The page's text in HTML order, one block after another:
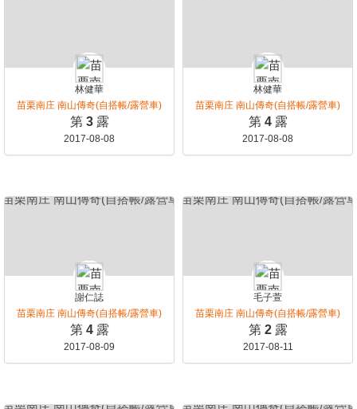
林健華
苗栗南庄 南山傳奇(自搭帳/露營車)
第 3 露
2017-08-08
林健華
苗栗南庄 南山傳奇(自搭帳/露營車)
第 4 露
2017-08-08
謝仁誌
苗栗南庄 南山傳奇(自搭帳/露營車)
第 4 露
2017-08-09
毛子萱
苗栗南庄 南山傳奇(自搭帳/露營車)
第 2 露
2017-08-11